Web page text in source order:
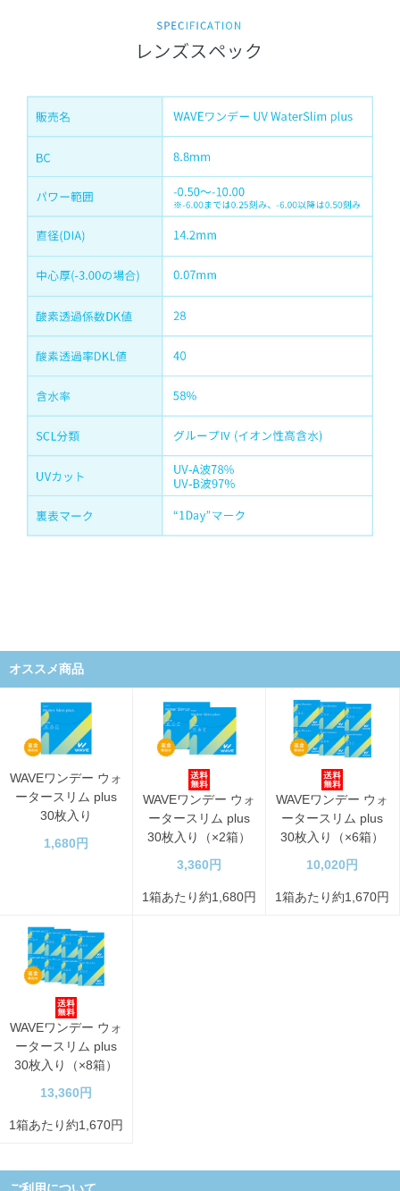
オススメ商品
WAVEワンデー ウォ
ータースリム plus
30枚入り
1,680円
WAVEワンデー ウォ
ータースリム plus
30枚入り（×2箱）
3,360円
1箱あたり約1,680円
WAVEワンデー ウォ
ータースリム plus
30枚入り（×6箱）
10,020円
1箱あたり約1,670円
WAVEワンデー ウォ
ータースリム plus
30枚入り（×8箱）
13,360円
1箱あたり約1,670円